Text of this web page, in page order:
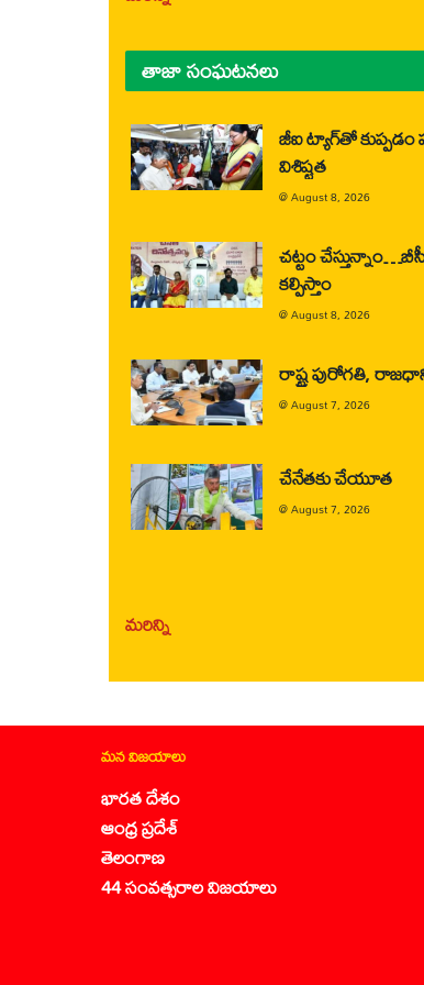
తాజా సంఘటనలు
జీఐ ట్యాగ్‌తో కుప్పడం
విశిష్టత
@August 8, 2026
చట్టం
కల్పిస్తాం
@August 8, 2026
రాష్ట్ర పురోగతి,
@August 7, 2026
చేనేతకు చేయూత
@August 7, 2026
మరిన్ని
మన విజయాలు
భారత దేశం
ఆంధ్ర ప్రదేశ్
తెలంగాణ
44 సంవత్సరాల విజయాలు